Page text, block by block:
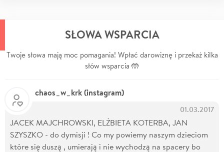
SŁOWA WSPARCIA
Twoje słowa mają moc pomagania! Wpłać darowiznę i przekaż kilka
słów wsparcia 🤲
chaos_w_krk (instagram)
01.03.2017
JACEK MAJCHROWSKI, ELŻBIETA KOTERBA, JAN
SZYSZKO - do dymisji ! Co my powiemy naszym dzieciom
które się duszą , umierają i nie wychodzą na spacery bo